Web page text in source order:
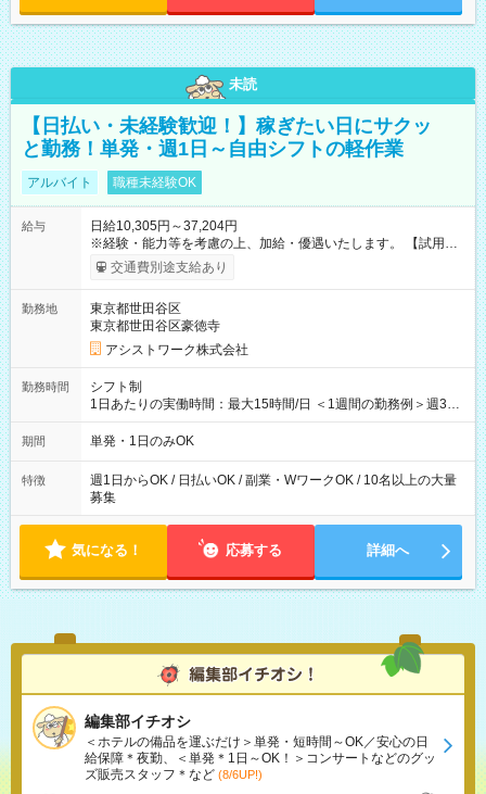
未読
【日払い・未経験歓迎！】稼ぎたい日にサクッ
と勤務！単発・週1日～自由シフトの軽作業
アルバイト 職種未経験OK
給与
日給10,305円～37,204円
※経験・能力等を考慮の上、加給・優遇いたします。 【試用期
間】試用期間なし
交通費別途支給あり
勤務地
東京都世田谷区
東京都世田谷区豪徳寺
アシストワーク株式会社
勤務時間
シフト制
1日あたりの実働時間：最大15時間/日 ＜1週間の勤務例＞週3回
勤務 勤務：月・水・金 休み：火・木・土・日 好きな時にお仕事
可能です！ ※1日あたりの最大実働時間は日勤、夜勤共に勤務し
期間 単発・1日のみOK
特徴
週1日からOK / 日払いOK / 副業・WワークOK / 10名以上の大量
募集
気になる！ 応募する 詳細へ
編集部イチオシ
＜ホテルの備品を運ぶだけ＞単発・短時間～OK／安心の日
給保障＊夜勤、＜単発＊1日～OK！＞コンサートなどのグッ
ズ販売スタッフ＊など (8/6UP!)